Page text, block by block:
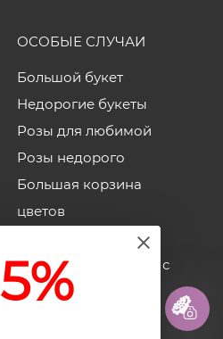
5%
ОСОБЫЕ СЛУЧАИ
Большой букет
Недорогие букеты
Розы для любимой
Розы недорого
Большая корзина
цветов
Недорогие коробки с
цветами